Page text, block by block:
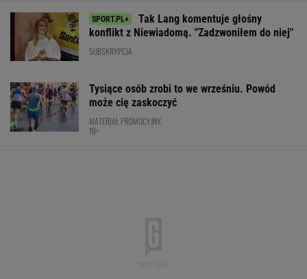
Tak Lang komentuje głośny
konflikt z Niewiadomą. "Zadzwoniłem do niej"
SUBSKRYPCJA
Tysiące osób zrobi to we wrześniu. Powód
może cię zaskoczyć
MATERIAŁ PROMOCYJNY,
18+